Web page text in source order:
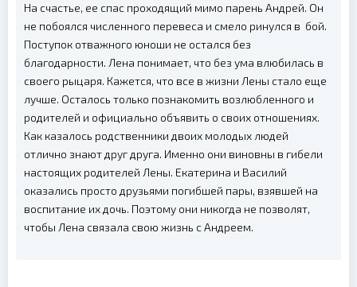
На счастье, ее спас проходящий мимо парень Андрей. Он
не побоялся численного перевеса и смело ринулся в бой.
Поступок отважного юноши не остался без
благодарности. Лена понимает, что без ума влюбилась в
своего рыцаря. Кажется, что все в жизни Лены стало еще
лучше. Осталось только познакомить возлюбленного и
родителей и официально объявить о своих отношениях.
Как казалось родственники двоих молодых людей
отлично знают друг друга. Именно они виновны в гибели
настоящих родителей Лены. Екатерина и Василий
оказались просто друзьями погибшей пары, взявшей на
воспитание их дочь. Поэтому они никогда не позволят,
чтобы Лена связала свою жизнь с Андреем.